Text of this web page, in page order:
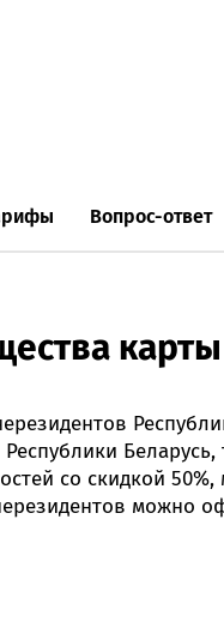
Вопрос-ответ
карты
со скидкой
можно